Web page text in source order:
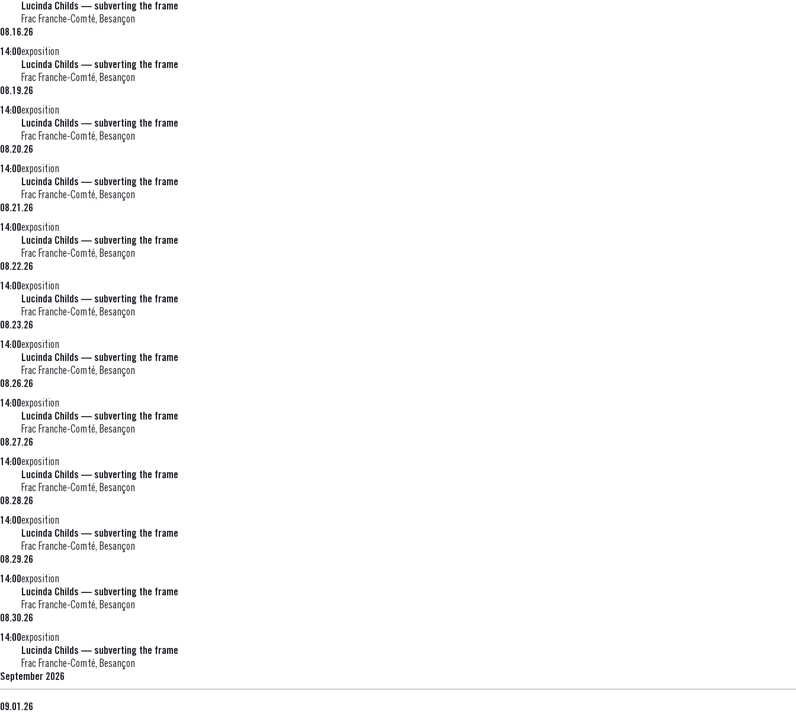
Lucinda Childs — subverting the frame
Frac Franche-Comté, Besançon
08.16.26
14:00exposition
Lucinda Childs — subverting the frame
Frac Franche-Comté, Besançon
08.19.26
14:00exposition
Lucinda Childs — subverting the frame
Frac Franche-Comté, Besançon
08.20.26
14:00exposition
Lucinda Childs — subverting the frame
Frac Franche-Comté, Besançon
08.21.26
14:00exposition
Lucinda Childs — subverting the frame
Frac Franche-Comté, Besançon
08.22.26
14:00exposition
Lucinda Childs — subverting the frame
Frac Franche-Comté, Besançon
08.23.26
14:00exposition
Lucinda Childs — subverting the frame
Frac Franche-Comté, Besançon
08.26.26
14:00exposition
Lucinda Childs — subverting the frame
Frac Franche-Comté, Besançon
08.27.26
14:00exposition
Lucinda Childs — subverting the frame
Frac Franche-Comté, Besançon
08.28.26
14:00exposition
Lucinda Childs — subverting the frame
Frac Franche-Comté, Besançon
08.29.26
14:00exposition
Lucinda Childs — subverting the frame
Frac Franche-Comté, Besançon
08.30.26
14:00exposition
Lucinda Childs — subverting the frame
Frac Franche-Comté, Besançon
September 2026
09.01.26